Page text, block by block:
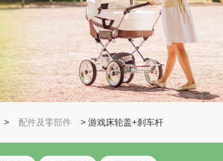
> 配件及零部件 > 游戏床轮盖+刹车杆